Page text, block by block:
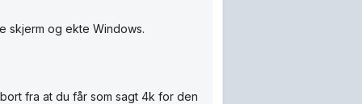
skjerm og ekte Windows.
fra at du får som sagt 4k for den